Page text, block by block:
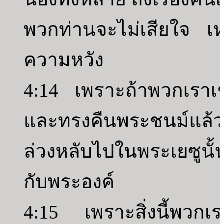
พวกท่านจะไม่เสียใจ
ความหวัง
4:14 เพราะถ้าพวกเร
และทรงคืนพระชนม์แ
ล่วงหลับไปในพระเยซู
กับพระองค์
4:15 เพราะสิ่งนี้พวกเ